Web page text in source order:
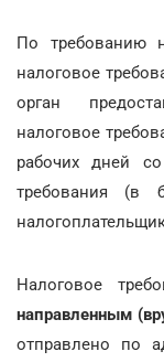
По требованию
налоговое
орган
налоговое
рабочих дней
требования (в
Налоговое
направленным
отправлено по